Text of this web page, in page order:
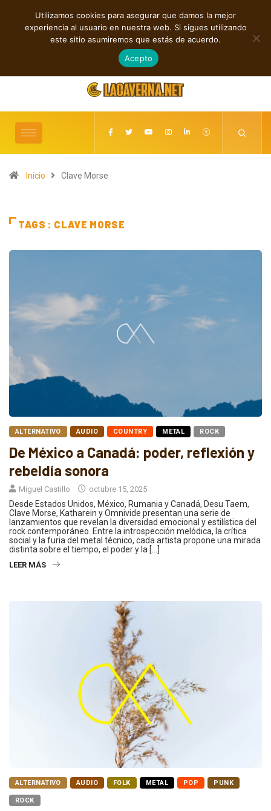
TENDENCIAS
Ada Morghe revitaliza el soul con “Feed the Feeling”
agosto 5, 2026
Inicio Clave Morse
TAGS : CLAVE MORSE
ALTERNATIVO AUDIO COUNTRY METAL ROCK
De México a Canadá: poder, reflexión y
rebeldía sonora
Miguel Castillo octubre 15, 2025
Desde Estados Unidos, México, Rumania y Canadá, Desu Taem,
Clave Morse, Katharein y Omnivide presentan una serie de
lanzamientos que revelan la diversidad emocional y estilística del
rock contemporáneo. Entre la introspección melódica, la crítica
social y la furia del metal técnico, cada artista propone una mirada
distinta sobre el tiempo, el poder y la […]
LEER MÁS
ALTERNATIVO AUDIO FOLK METAL POP PUNK
ROCK
Utilizamos cookies para asegurar que damos la mejor
experiencia al usuario en nuestra web. Si sigues utilizando
este sitio asumiremos que estás de acuerdo.
Acepto